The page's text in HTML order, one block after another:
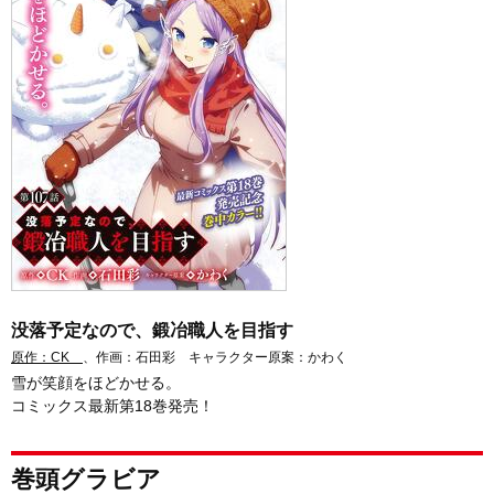
没落予定なので、鍛冶職人を目指す
原作：CK 、作画：石田彩 キャラクター原案：かわく
雪が笑顔をほどかせる。
コミックス最新第18巻発売！
巻頭グラビア